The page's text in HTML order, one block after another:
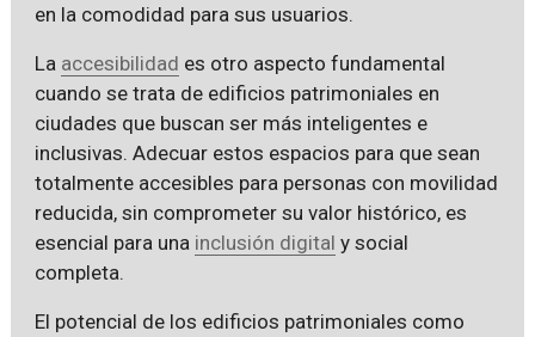
en la comodidad para sus usuarios.
La accesibilidad es otro aspecto fundamental
cuando se trata de edificios patrimoniales en
ciudades que buscan ser más inteligentes e
inclusivas. Adecuar estos espacios para que sean
totalmente accesibles para personas con movilidad
reducida, sin comprometer su valor histórico, es
esencial para una inclusión digital y social
completa.
El potencial de los edificios patrimoniales como